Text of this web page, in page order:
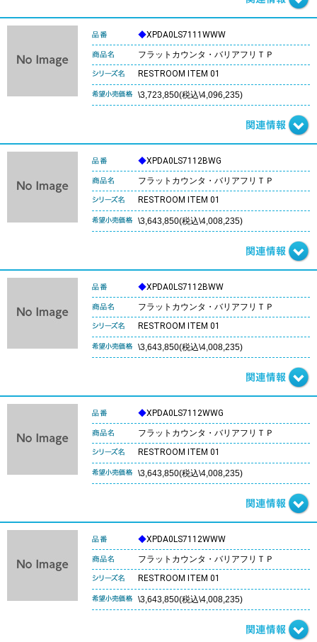
◆XPDA0LS7111WWW
フラットカウンタ・バリアフリＴＰ
RESTROOM ITEM 01
\3,723,850(税込\4,096,235)
◆XPDA0LS7112BWG
フラットカウンタ・バリアフリＴＰ
RESTROOM ITEM 01
\3,643,850(税込\4,008,235)
◆XPDA0LS7112BWW
フラットカウンタ・バリアフリＴＰ
RESTROOM ITEM 01
\3,643,850(税込\4,008,235)
◆XPDA0LS7112WWG
フラットカウンタ・バリアフリＴＰ
RESTROOM ITEM 01
\3,643,850(税込\4,008,235)
◆XPDA0LS7112WWW
フラットカウンタ・バリアフリＴＰ
RESTROOM ITEM 01
\3,643,850(税込\4,008,235)